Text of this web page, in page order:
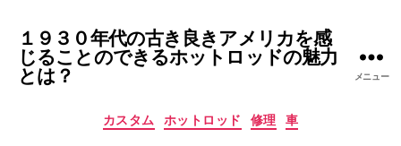
１９３０年代の古き良きアメリカを感
じることのできるホットロッドの魅力
とは？
メニュー
カ
カスタム ホットロッド 修理 車